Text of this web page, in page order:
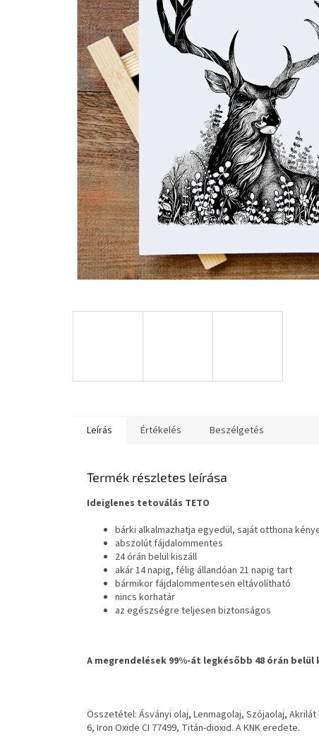
Leírás Értékelés Beszélgetés
Termék részletes leírása
Ideiglenes tetoválás TETO
bárki alkalmazhatja egyedül, saját otthona
abszolút fájdalommentes
24 órán belül kiszáll
akár 14 napig, félig állandóan 21 napig tart
bármikor fájdalommentesen eltávolítható
nincs korhatár
az egészségre teljesen biztonságos
A megrendelések 99%-át legkésőbb 48 órán
Összetétel: Ásványi olaj, Lenmagolaj, Szójaolaj,
6, Iron Oxide CI 77499, Titán-dioxid. A KNK eredete.